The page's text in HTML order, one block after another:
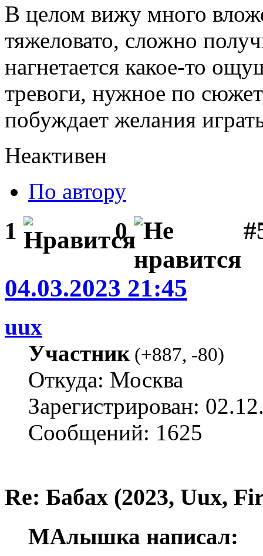
В целом вижу много
тяжеловато, сложно
нагнетается какое-то
тревоги, нужное по
побуждает желания
Неактивен
По автору
1 0
04.03.2023 21:45
uux
Участник(+887, -80)
Откуда: Москва
Зарегистрирован:
Сообщений: 1625
Re: Бабах (2023, Uux,
МАлышка написал: